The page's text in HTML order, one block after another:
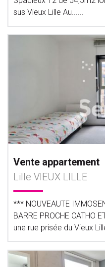
sus Vieux Lille Au......
Vente appartement
Lille VIEUX LILLE
*** NOUVEAUTE
BARRE PROCHE CATHO
une rue prisée du Vieux